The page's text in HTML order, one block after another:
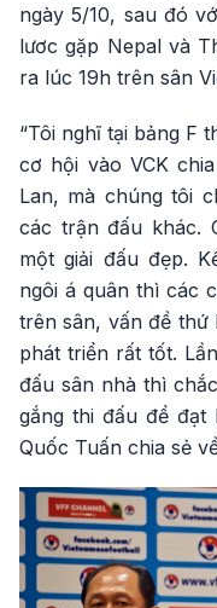
ngày 5/10, sau đó
lươc gặp Nepal và
ra lúc 19h trên sân
“Tôi nghĩ tại bảng F
cơ hội vào VCK
Lan, mà chúng tôi
các trận đấu khác.
một giải đấu đẹp.
ngôi á quân thì các
trên sân, vấn đề thứ
phát triển rất tốt.
đấu sân nhà thì
gắng thi đấu để đạt
Quốc Tuấn chia sẻ